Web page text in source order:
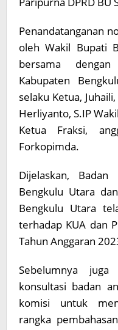
Penandatanganan
oleh Wakil Bupati
bersama
Kabupaten
selaku Ketua,
Herliyanto, S.IP
Ketua Fraksi,
Forkopimda.
Dijelaskan, Badan
Bengkulu Utara
Bengkulu Utara
terhadap KUA dan
Tahun Anggaran
Sebelumnya
konsultasi badan
komisi untuk
rangka